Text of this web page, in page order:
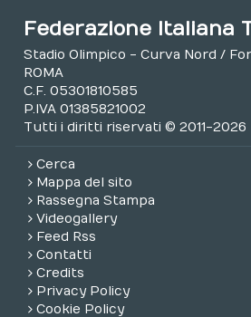
Federazione Italiana
Stadio Olimpico - Curva Nord /
ROMA
C.F. 05301810585
P.IVA 01385821002
Tutti i diritti riservati © 2011-2026
Cerca
Mappa del sito
Rassegna Stampa
Videogallery
Feed Rss
Contatti
Credits
Privacy Policy
Cookie Policy